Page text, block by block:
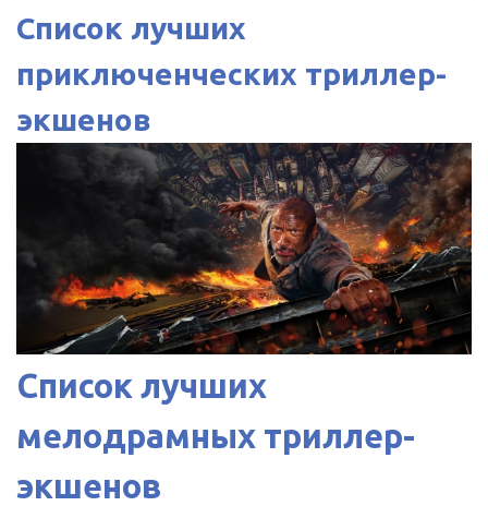
Список лучших
приключенческих триллер-
экшенов
Список лучших
мелодрамных триллер-
экшенов